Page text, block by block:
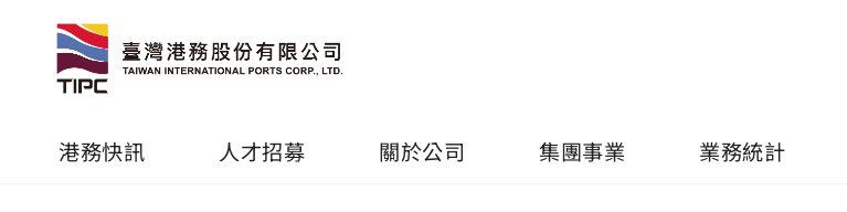
港務快訊 人才招募 關於公司 集團事業 業務統計